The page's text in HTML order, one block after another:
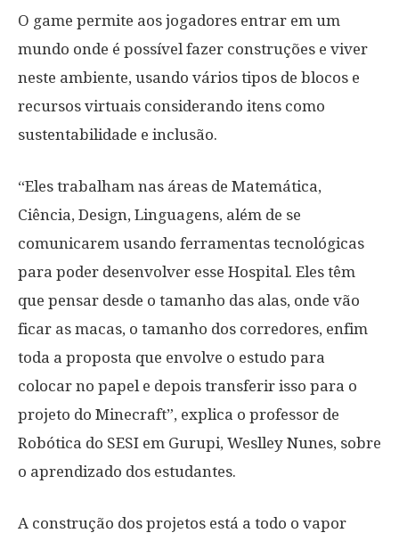
O game permite aos jogadores entrar em um
mundo onde é possível fazer construções e viver
neste ambiente, usando vários tipos de blocos e
recursos virtuais considerando itens como
sustentabilidade e inclusão.
“Eles trabalham nas áreas de Matemática,
Ciência, Design, Linguagens, além de se
comunicarem usando ferramentas tecnológicas
para poder desenvolver esse Hospital. Eles têm
que pensar desde o tamanho das alas, onde vão
ficar as macas, o tamanho dos corredores, enfim
toda a proposta que envolve o estudo para
colocar no papel e depois transferir isso para o
projeto do Minecraft”, explica o professor de
Robótica do SESI em Gurupi, Weslley Nunes, sobre
o aprendizado dos estudantes.
A construção dos projetos está a todo o vapor